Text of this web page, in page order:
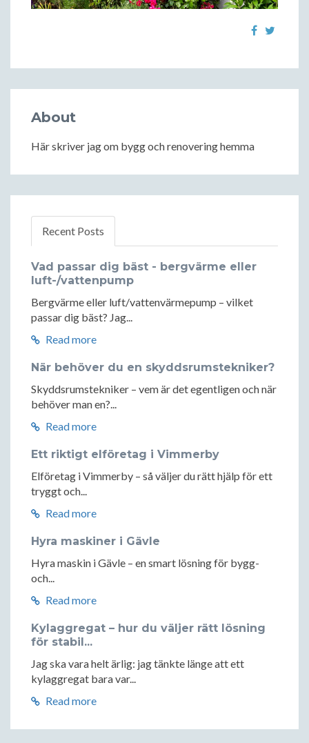
About
Här skriver jag om bygg och renovering hemma
Recent Posts
Vad passar dig bäst - bergvärme eller
luft-/vattenpump
Bergvärme eller luft/vattenvärmepump – vilket
passar dig bäst? Jag...
Read more
När behöver du en skyddsrumstekniker?
Skyddsrumstekniker – vem är det egentligen och när
behöver man en?...
Read more
Ett riktigt elföretag i Vimmerby
Elföretag i Vimmerby – så väljer du rätt hjälp för ett
tryggt och...
Read more
Hyra maskiner i Gävle
Hyra maskin i Gävle – en smart lösning för bygg-
och...
Read more
Kylaggregat – hur du väljer rätt lösning
för stabil...
Jag ska vara helt ärlig: jag tänkte länge att ett
kylaggregat bara var...
Read more